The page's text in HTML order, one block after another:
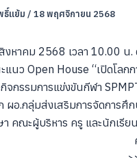
ธิ์แย้ม / 18 พฤศจิกายน 2568
หาคม 2568 เวลา 10.00 น
แนว Open House “เปิดโล
จกรรมการแข่งขันกีฬา
ผอ.กลุ่มส่งเสริมการจัดการศึ
คณะผู้บริหาร ครู และนักเรีย